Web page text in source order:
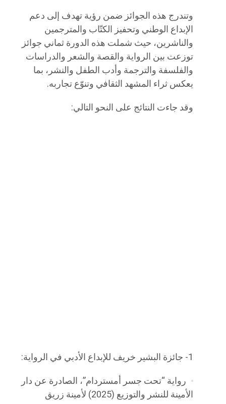
وتندرج هذه الجوائز ضمن رؤية تهدف إلى دعم
الإبداع الوطني وتحفيز الكتّاب والمترجمين
والناشرين، حيث شملت هذه الدورة ثماني جوائز
توزعت بين الرواية والقصة والشعر والدراسات
والفلسفة والترجمة وأدب الطفل والنشر، بما
يعكس ثراء المشهد الثقافي وتنوّع تجاربه.
وقد جاءت النتائج على النحو التالي:
1- جائزة البشير خريف للإبداع الأدبي في الرواية:
رواية “تحت جسر أمستردام”، الصادرة عن دار
الأمينة للنشر والتوزيع (2025) لأمينة زريق